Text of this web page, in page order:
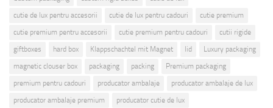
cutie de lux pentru accesorii
cutie de lux pentru cadouri
cutie premium
cutie premium pentru accesorii
cutie premium pentru cadouri
cutii rigide
giftboxes
hard box Klappschachtel mit Magnet lid
Luxury packaging
magnetic clouser box
packaging packing
Premium packaging
premium pentru cadouri
producator ambalaje
producator ambalaje de lux
producator ambalaje premium
producator cutie de lux